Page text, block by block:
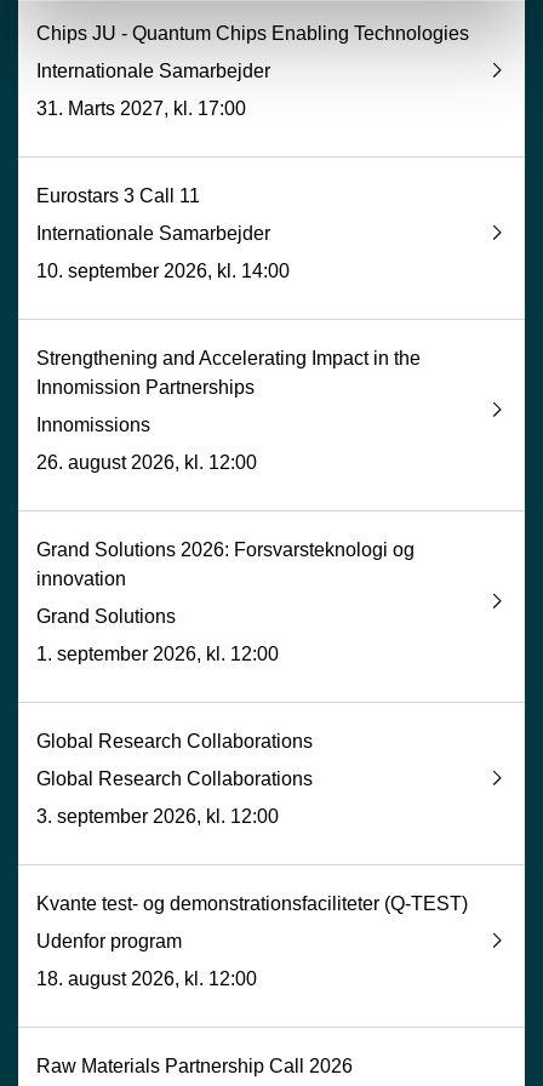
Chips JU - Quantum Chips Enabling Technologies
Internationale Samarbejder
31. Marts 2027, kl. 17:00
Eurostars 3 Call 11
Internationale Samarbejder
10. september 2026, kl. 14:00
Strengthening and Accelerating Impact in the
Innomission Partnerships
Innomissions
26. august 2026, kl. 12:00
Grand Solutions 2026: Forsvarsteknologi og
innovation
Grand Solutions
1. september 2026, kl. 12:00
Global Research Collaborations
Global Research Collaborations
3. september 2026, kl. 12:00
Kvante test- og demonstrationsfaciliteter (Q-TEST)
Udenfor program
18. august 2026, kl. 12:00
Raw Materials Partnership Call 2026